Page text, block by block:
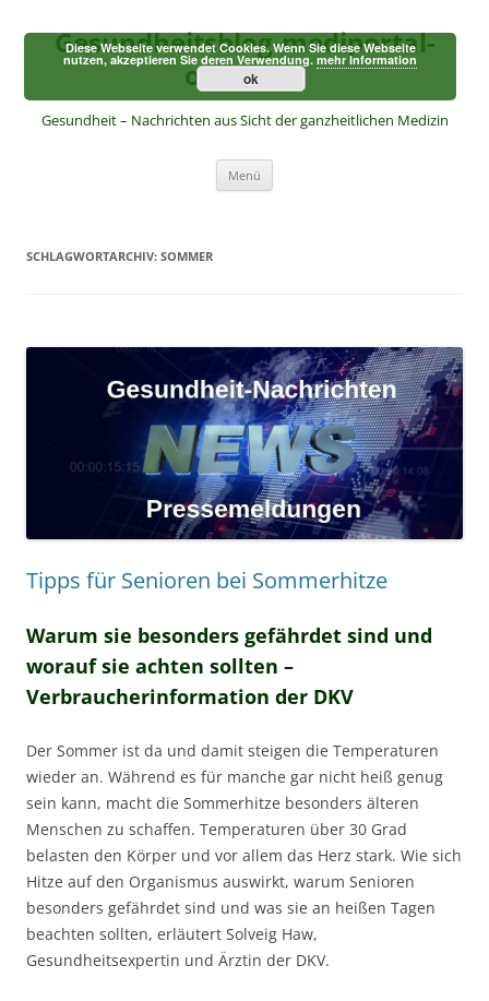
springen
Gesundheitsblog-mediportal-
online.de
Gesundheit – Nachrichten aus Sicht der ganzheitlichen Medizin
Menü
SCHLAGWORTARCHIV: SOMMER
Tipps für Senioren bei Sommerhitze
Warum sie besonders gefährdet sind und
worauf sie achten sollten –
Verbraucherinformation der DKV
Der Sommer ist da und damit steigen die Temperaturen
wieder an. Während es für manche gar nicht heiß genug
sein kann, macht die Sommerhitze besonders älteren
Menschen zu schaffen. Temperaturen über 30 Grad
belasten den Körper und vor allem das Herz stark. Wie sich
Hitze auf den Organismus auswirkt, warum Senioren
besonders gefährdet sind und was sie an heißen Tagen
beachten sollten, erläutert Solveig Haw,
Gesundheitsexpertin und Ärztin der DKV.
Diese Webseite verwendet Cookies. Wenn Sie diese Webseite
nutzen, akzeptieren Sie deren Verwendung.mehr Information
ok